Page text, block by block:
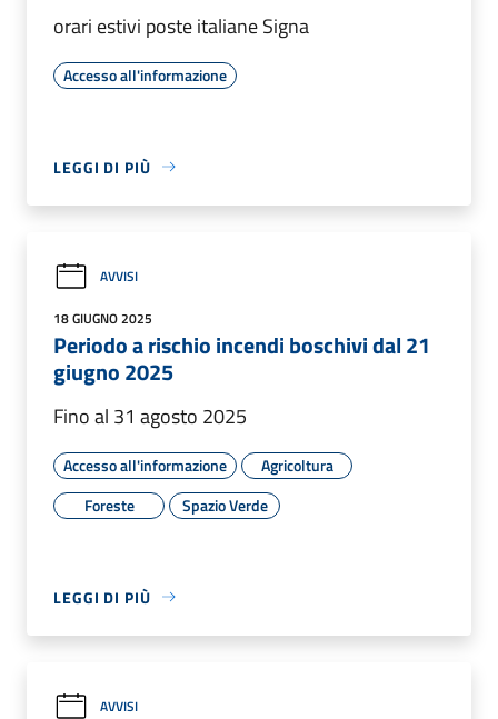
orari estivi poste italiane Signa
Accesso all'informazione
LEGGI DI PIÙ
AVVISI
18 GIUGNO 2025
Periodo a rischio incendi boschivi dal 21
giugno 2025
Fino al 31 agosto 2025
Accesso all'informazione
Agricoltura
Foreste
Spazio Verde
LEGGI DI PIÙ
AVVISI